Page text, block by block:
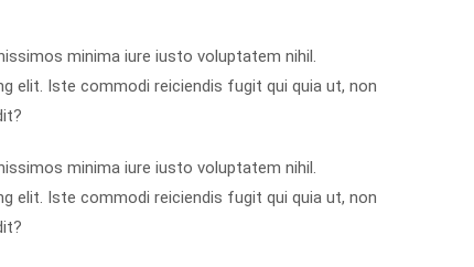
minima iure iusto voluptatem nihil.
elit. Iste commodi reiciendis fugit qui quia ut, non
minima iure iusto voluptatem nihil.
elit. Iste commodi reiciendis fugit qui quia ut, non